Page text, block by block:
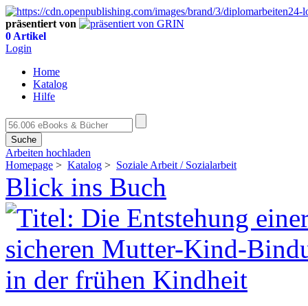
präsentiert von
0 Artikel
Login
Home
Katalog
Hilfe
Suche
Arbeiten hochladen
Homepage > Katalog > Soziale Arbeit / Sozialarbeit
Blick ins Buch